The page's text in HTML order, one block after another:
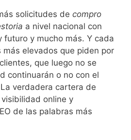
solicitudes de compro
a nivel nacional con
futuro y mucho más. Y cada
más elevados que piden por
que luego no se
continuarán o no con el
verdadera cartera de
online y
de las palabras más